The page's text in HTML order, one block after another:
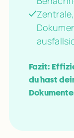
Fazit:
du hast